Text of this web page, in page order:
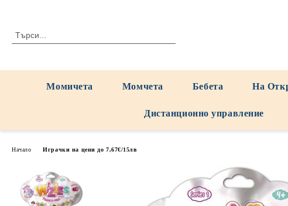
Момичета Момчета Бебета На
Дистанционно управление
Начало Играчки на цени до 7,67€/15лв